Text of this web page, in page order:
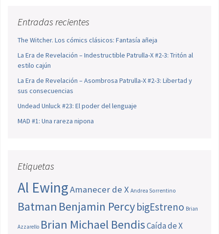
Entradas recientes
The Witcher. Los cómics clásicos: Fantasía añeja
La Era de Revelación – Indestructible Patrulla-X #2-3: Tritón al
estilo cajún
La Era de Revelación – Asombrosa Patrulla-X #2-3: Libertad y
sus consecuencias
Undead Unluck #23: El poder del lenguaje
MAD #1: Una rareza nipona
Etiquetas
Al EwingAmanecer de X Andrea Sorrentino
Batman Benjamin PercybigEstreno Brian
Azzarello Brian Michael BendisCaída de X